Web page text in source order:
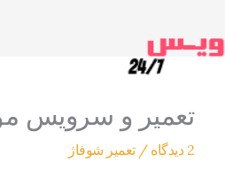
تعمیر و سرویس
2 دیدگاه /تعمیر شوفاژ